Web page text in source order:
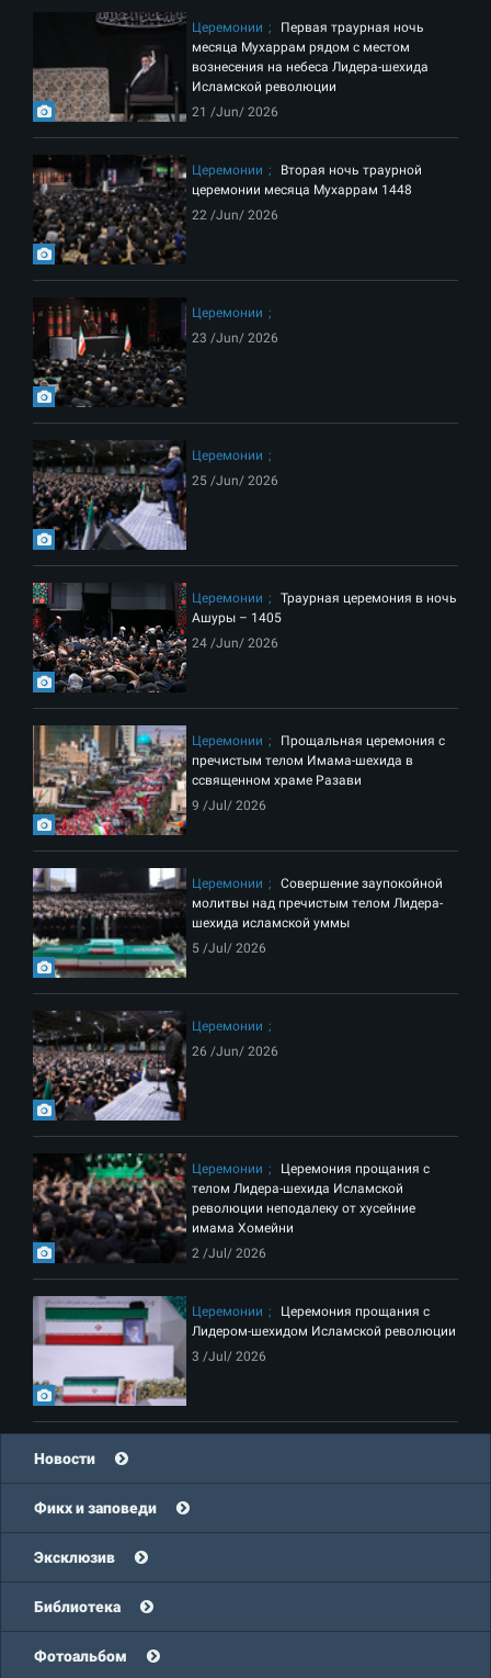
Церемонии
Первая траурная ночь
месяца Мухаррам рядом с местом
вознесения на небеса Лидера-шехида
Исламской революции
21 /Jun/ 2026
Церемонии
Вторая ночь траурной
церемонии месяца Мухаррам 1448
22 /Jun/ 2026
Церемонии
23 /Jun/ 2026
Церемонии
25 /Jun/ 2026
Церемонии
Траурная церемония в ночь
Ашуры – 1405
24 /Jun/ 2026
Церемонии
Прощальная церемония с
пречистым телом Имама-шехида в
ссвященном храме Разави
9 /Jul/ 2026
Церемонии
Совершение заупокойной
молитвы над пречистым телом Лидера-
шехида исламской уммы
5 /Jul/ 2026
Церемонии
26 /Jun/ 2026
Церемонии
Церемония прощания с
телом Лидера-шехида Исламской
революции неподалеку от хусейние
имама Хомейни
2 /Jul/ 2026
Церемонии
Церемония прощания с
Лидером-шехидом Исламской революции
3 /Jul/ 2026
Новости
Фикх и заповеди
Эксклюзив
Библиотека
Фотоальбом